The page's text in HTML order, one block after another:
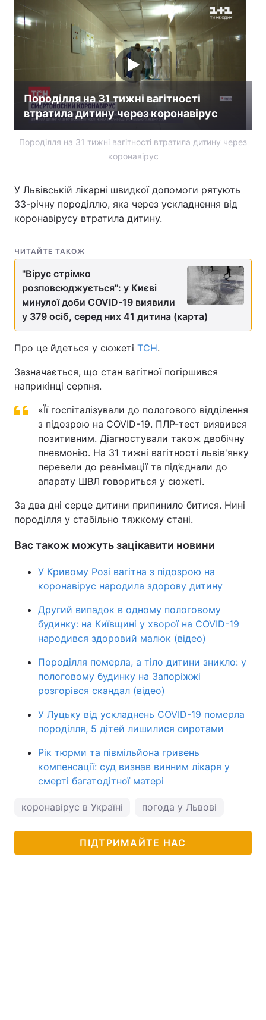
Головна Війна
Україна Політика
Світ
Спорт Наука
Техно і зв'язок Лайт
Туризм
Цікавинки Погода
Екологія Регіони
Відео з Youtube
Інтерв'ю Думки
Архів Вакансії
Контакти
Послуги
Тема оформлення
Породілля на 31 тижні вагітності
втратила дитину через коронавірус
Породілля на 31 тижні вагітності втратила дитину через
коронавірус
У Львівській лікарні швидкої допомоги рятують
33-річну породіллю, яка через ускладнення від
коронавірусу втратила дитину.
ЧИТАЙТЕ ТАКОЖ
"Вірус стрімко
розповсюджується": у Києві
минулої доби COVID-19 виявили
у 379 осіб, серед них 41 дитина (карта)
Про це йдеться у сюжеті ТСН.
Зазначається, що стан вагітної погіршився
наприкінці серпня.
«Її госпіталізували до пологового відділення
з підозрою на COVID-19. ПЛР-тест виявився
позитивним. Діагностували також двобічну
пневмонію. На 31 тижні вагітності львів'янку
перевели до реанімації та під’єднали до
апарату ШВЛ говориться у сюжеті.
За два дні серце дитини припинило битися. Нині
породілля у стабільно тяжкому стані.
Вас також можуть зацікавити новини
У Кривому Розі вагітна з підозрою на
коронавірус народила здорову дитину
Другий випадок в одному пологовому
будинку: на Київщині у хворої на COVID-19
народився здоровий малюк (відео)
Породілля померла, а тіло дитини зникло: у
пологовому будинку на Запоріжжі
розгорівся скандал (відео)
У Луцьку від ускладнень COVID-19 померла
породілля, 5 дітей лишилися сиротами
Рік тюрми та півмільйона гривень
компенсації: суд визнав винним лікаря у
смерті багатодітної матері
коронавірус в Україні погода у Львові
ПІДТРИМАЙТЕ НАС